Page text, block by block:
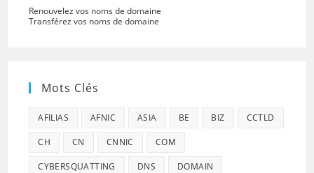
Renouvelez vos noms de domaine
Transférez vos noms de domaine
Mots Clés
AFILIAS AFNIC ASIA BE BIZ CCTLD
CH CN CNNIC COM
CYBERSQUATTING DNS DOMAIN